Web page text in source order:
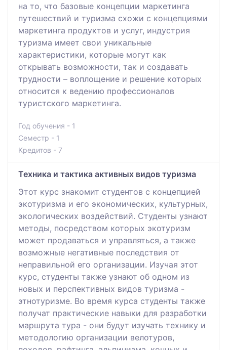
на то, что базовые концепции маркетинга
путешествий и туризма схожи с концепциями
маркетинга продуктов и услуг, индустрия
туризма имеет свои уникальные
характеристики, которые могут как
открывать возможности, так и создавать
трудности – воплощение и решение которых
относится к ведению профессионалов
туристского маркетинга.
Год обучения - 1
Семестр - 1
Кредитов - 7
Техника и тактика активных видов туризма
Этот курс знакомит студентов с концепцией
экотуризма и его экономических, культурных,
экологических воздействий. Студенты узнают
методы, посредством которых экотуризм
может продаваться и управляться, а также
возможные негативные последствия от
неправильной его организации. Изучая этот
курс, студенты также узнают об одном из
новых и перспективных видов туризма -
этнотуризме. Во время курса студенты также
получат практические навыки для разработки
маршрута тура - они будут изучать технику и
методологию организации велотуров,